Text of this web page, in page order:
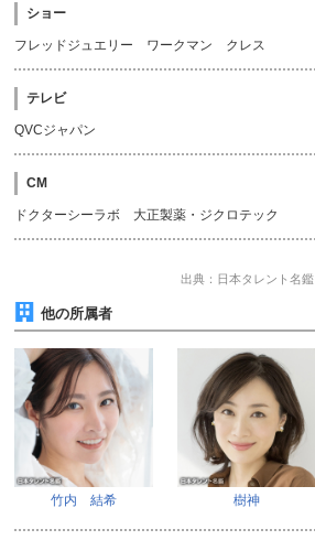
ショー
フレッドジュエリー ワークマン クレス
テレビ
QVCジャパン
CM
ドクターシーラボ 大正製薬・ジクロテック
出典：日本タレント名鑑
他の所属者
竹内 結希 樹神